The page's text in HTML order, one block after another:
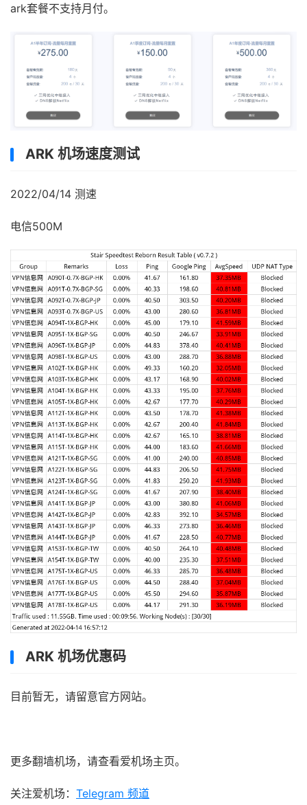
ark套餐不支持月付。
ARK 机场速度测试
2022/04/14 测速
电信500M
ARK 机场优惠码
目前暂无，请留意官方网站。
更多翻墙机场，请查看爱机场主页。
关注爱机场： Telegram 频道